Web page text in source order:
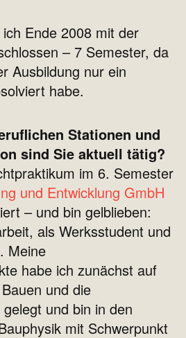
Ende 2008 mit der
– 7 Semester, da
Ausbildung nur ein
habe.
Stationen und
sind Sie aktuell tätig?
im 6. Semester
und Entwicklung GmbH
– und bin gelblieben:
als Werksstudent und
Meine
habe ich zunächst auf
und die
und bin in den
mit Schwerpunkt